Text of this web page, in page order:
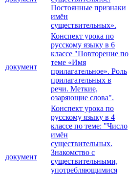
Постоянные признаки
имён
существительных».
документ
Конспект урока по
русскому языку в 6
классе "Повторение по
теме «Имя
прилагательное». Роль
прилагательных в
речи. Меткие,
озаряющие слова".
документ
Конспект урока по
русскому языку в 4
классе по теме: "Число
имён
существительных.
Знакомство с
существительными,
употребляющимися